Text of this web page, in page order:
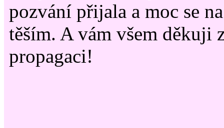
pozvání přijala a moc se
těším. A vám všem děkuji
propagaci!